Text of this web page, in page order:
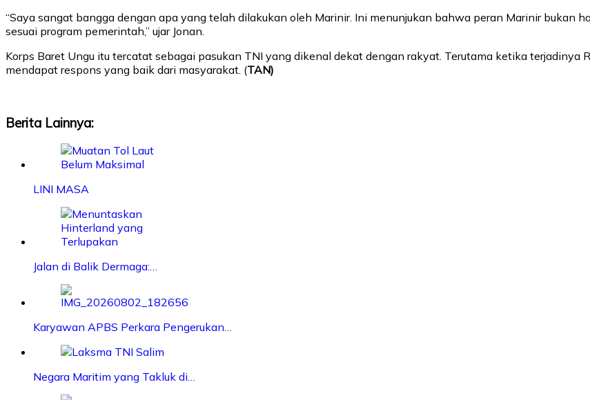
“Saya sangat bangga dengan apa yang telah dilakukan oleh Marinir. Ini menunjukan bahwa peran Marinir bukan
sesuai program pemerintah,” ujar Jonan.
Korps Baret Ungu itu tercatat sebagai pasukan TNI yang dikenal dekat dengan rakyat. Terutama ketika
mendapat respons yang baik dari masyarakat. (TAN)
Berita Lainnya:
LINI MASA
Jalan di Balik Dermaga:…
Karyawan APBS Perkara Pengerukan…
Negara Maritim yang Takluk di…